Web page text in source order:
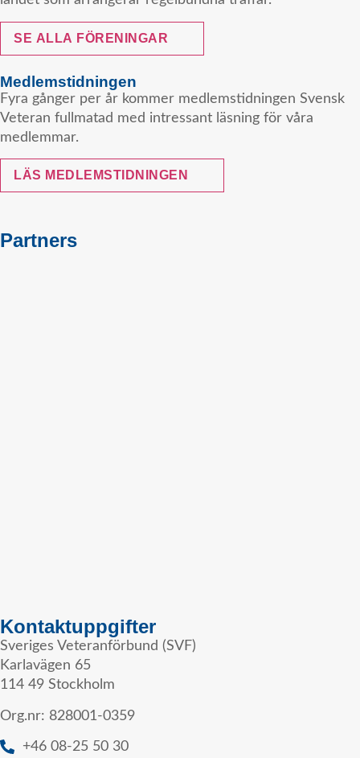
SE ALLA FÖRENINGAR
Medlemstidningen
Fyra gånger per år kommer medlemstidningen Svensk
Veteran fullmatad med intressant läsning för våra
medlemmar.
LÄS MEDLEMSTIDNINGEN
Partners
Kontaktuppgifter
Sveriges Veteranförbund (SVF)
Karlavägen 65
114 49 Stockholm
Org.nr: 828001-0359
+46 08-25 50 30